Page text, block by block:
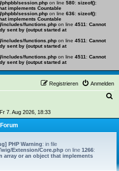
phpbb/session.php on line 580: sizeof():
implements Countable
phpbb/session.php on line 636: sizeof():
implements Countable
includes/functions.php on line 4511 : Cannot
sent by (output started at
includes/functions.php on line 4511 : Cannot
sent by (output started at
includes/functions.php on line 4511 : Cannot
sent by (output started at
Anmelden
Registrieren
h
7. Aug 2026, 18:33
Forum
PHP Warning: in file
Extension/Core.php on line 1266:
array or an object that implements